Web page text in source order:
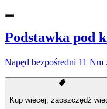
Podstawka pod
Napęd bezpośredni 11
Kup więcej, zaoszczędź